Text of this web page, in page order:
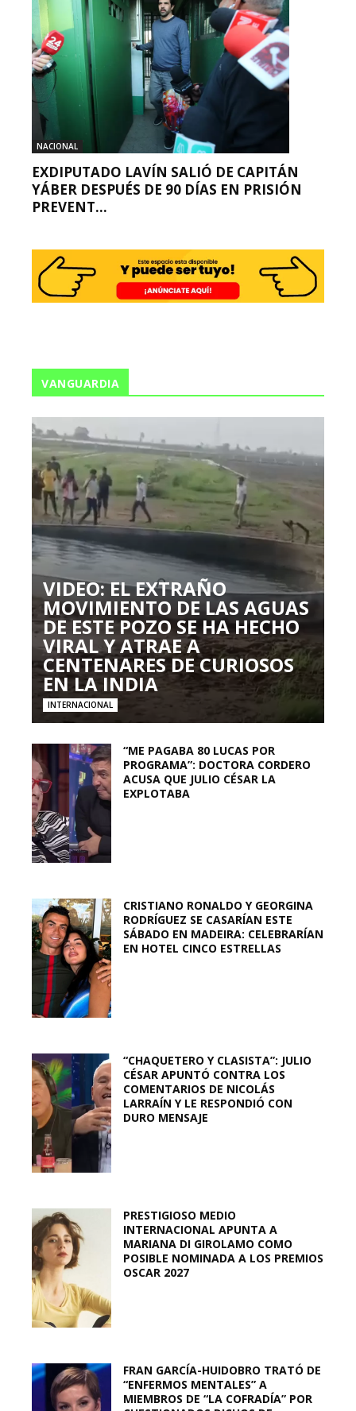
NACIONAL
EXDIPUTADO LAVÍN SALIÓ DE CAPITÁN
YÁBER DESPUÉS DE 90 DÍAS EN PRISIÓN
PREVENT...
VANGUARDIA
VIDEO: EL EXTRAÑO
MOVIMIENTO DE LAS AGUAS
DE ESTE POZO SE HA HECHO
VIRAL Y ATRAE A
CENTENARES DE CURIOSOS
EN LA INDIA
INTERNACIONAL
“ME PAGABA 80 LUCAS POR
PROGRAMA”: DOCTORA CORDERO
ACUSA QUE JULIO CÉSAR LA
EXPLOTABA
CRISTIANO RONALDO Y GEORGINA
RODRÍGUEZ SE CASARÍAN ESTE
SÁBADO EN MADEIRA: CELEBRARÍAN
EN HOTEL CINCO ESTRELLAS
“CHAQUETERO Y CLASISTA”: JULIO
CÉSAR APUNTÓ CONTRA LOS
COMENTARIOS DE NICOLÁS
LARRAÍN Y LE RESPONDIÓ CON
DURO MENSAJE
PRESTIGIOSO MEDIO
INTERNACIONAL APUNTA A
MARIANA DI GIROLAMO COMO
POSIBLE NOMINADA A LOS PREMIOS
OSCAR 2027
FRAN GARCÍA-HUIDOBRO TRATÓ DE
“ENFERMOS MENTALES” A
MIEMBROS DE “LA COFRADÍA” POR